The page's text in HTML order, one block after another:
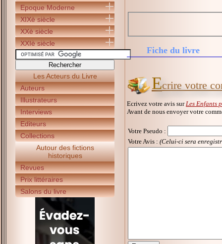
Epoque Moderne
XIXè siècle
XXè siècle
XXIè siècle
Les Acteurs du Livre
Auteurs
Illustrateurs
Interviews
Editeurs
Collections
Autour des fictions
historiques
Revues
Prix littéraires
Salons du livre
Fiche du livre
Ecrire votre
Ecrivez votre avis sur Les Enfants
Avant de nous envoyer votre
Votre Pseudo :
Votre Avis : (Celui-ci sera